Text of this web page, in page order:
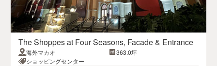
The Shoppes at Four Seasons, Facade & Entrance
海外マカオ
363.0坪
ショッピングセンター